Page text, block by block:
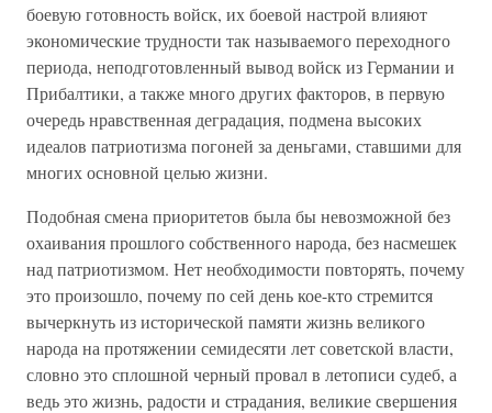
боевую готовность войск, их боевой настрой влияют
экономические трудности так называемого переходного
периода, неподготовленный вывод войск из Германии и
Прибалтики, а также много других факторов, в первую
очередь нравственная деградация, подмена высоких
идеалов патриотизма погоней за деньгами, ставшими для
многих основной целью жизни.
Подобная смена приоритетов была бы невозможной без
охаивания прошлого собственного народа, без насмешек
над патриотизмом. Нет необходимости повторять, почему
это произошло, почему по сей день кое-кто стремится
вычеркнуть из исторической памяти жизнь великого
народа на протяжении семидесяти лет советской власти,
словно это сплошной черный провал в летописи судеб, а
ведь это жизнь, радости и страдания, великие свершения